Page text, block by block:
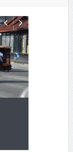
Qué es
cuáles